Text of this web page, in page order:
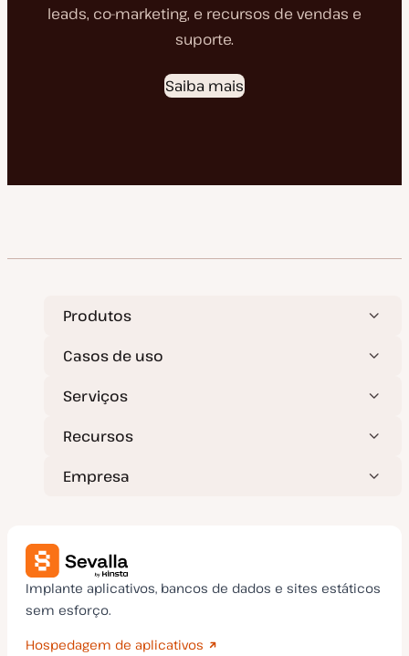
leads, co-marketing, e recursos de vendas e
suporte.
Saiba mais
Produtos
Casos de uso
Serviços
Recursos
Empresa
Implante aplicativos, bancos de dados e sites estáticos
sem esforço.
Hospedagem de aplicativos